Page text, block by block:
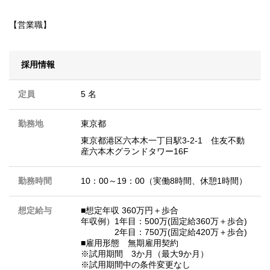
【営業職】
採用情報
定員 5 名
勤務地
東京都
東京都港区六本木一丁目駅3-2-1 住友不動
産六本木グランドタワー16F
勤務時間 10：00～19：00（実働8時間、休憩1時間）
想定給与
■想定年収 360万円＋歩合
年収例）1年目：500万(固定給360万＋歩合)
2年目：750万(固定給420万＋歩合)
■雇⽤形態 無期雇用契約
※試⽤期間 3か⽉（最⼤9か⽉）
※試⽤期間中の条件変更なし